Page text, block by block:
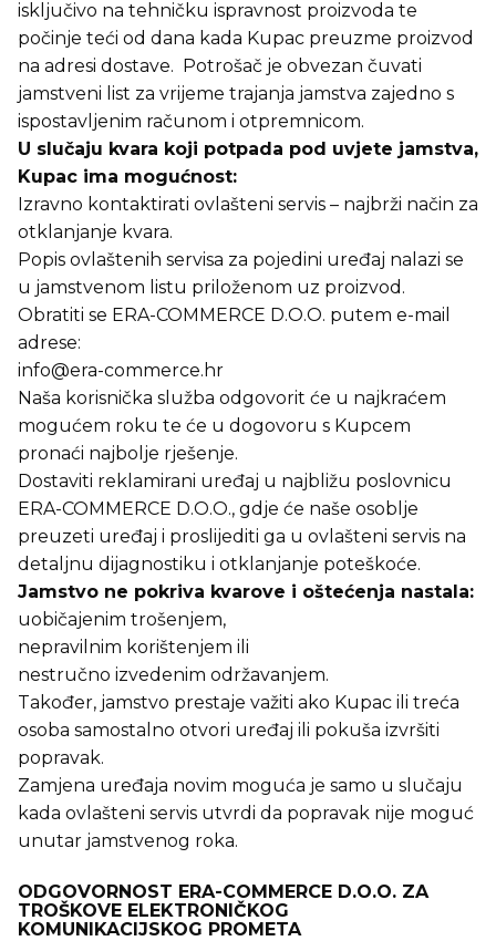
isključivo na tehničku ispravnost proizvoda te
počinje teći od dana kada Kupac preuzme proizvod
na adresi dostave. Potrošač je obvezan čuvati
jamstveni list za vrijeme trajanja jamstva zajedno s
ispostavljenim računom i otpremnicom.
U slučaju kvara koji potpada pod uvjete jamstva,
Kupac ima mogućnost:
Izravno kontaktirati ovlašteni servis – najbrži način za
otklanjanje kvara.
Popis ovlaštenih servisa za pojedini uređaj nalazi se
u jamstvenom listu priloženom uz proizvod.
Obratiti se ERA-COMMERCE D.O.O. putem e-mail
adrese:
info@era-commerce.hr
Naša korisnička služba odgovorit će u najkraćem
mogućem roku te će u dogovoru s Kupcem
pronaći najbolje rješenje.
Dostaviti reklamirani uređaj u najbližu poslovnicu
ERA-COMMERCE D.O.O., gdje će naše osoblje
preuzeti uređaj i proslijediti ga u ovlašteni servis na
detaljnu dijagnostiku i otklanjanje poteškoće.
Jamstvo ne pokriva kvarove i oštećenja nastala:
uobičajenim trošenjem,
nepravilnim korištenjem ili
nestručno izvedenim održavanjem.
Također, jamstvo prestaje važiti ako Kupac ili treća
osoba samostalno otvori uređaj ili pokuša izvršiti
popravak.
Zamjena uređaja novim moguća je samo u slučaju
kada ovlašteni servis utvrdi da popravak nije moguć
unutar jamstvenog roka.
ODGOVORNOST ERA-COMMERCE D.O.O. ZA
TROŠKOVE ELEKTRONIČKOG
KOMUNIKACIJSKOG PROMETA